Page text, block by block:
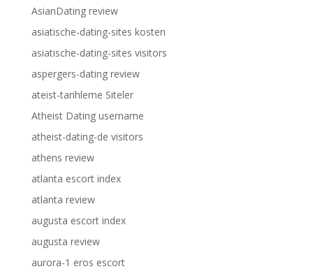
AsianDating review
asiatische-dating-sites kosten
asiatische-dating-sites visitors
aspergers-dating review
ateist-tarihleme Siteler
Atheist Dating username
atheist-dating-de visitors
athens review
atlanta escort index
atlanta review
augusta escort index
augusta review
aurora-1 eros escort